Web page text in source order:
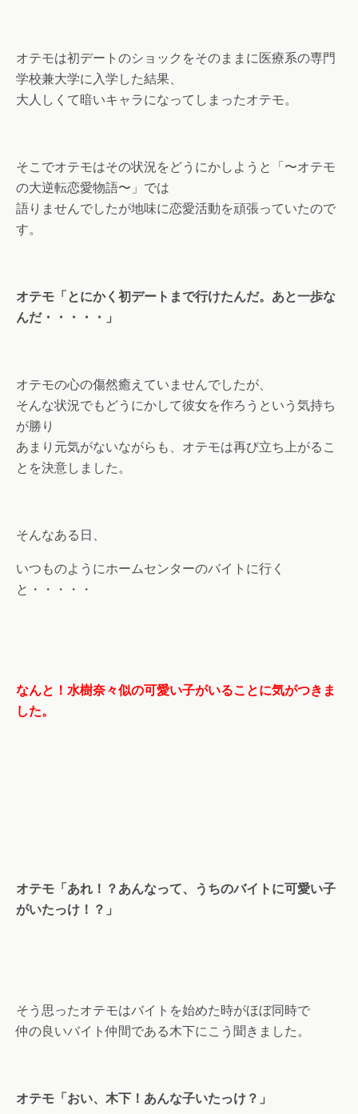
オテモは初デートのショックをそのままに医療系の専門
学校兼大学に入学した結果、
大人しくて暗いキャラになってしまったオテモ。
そこでオテモはその状況をどうにかしようと「〜オテモ
の大逆転恋愛物語〜」では
語りませんでしたが地味に恋愛活動を頑張っていたので
す。
オテモ「とにかく初デートまで行けたんだ。あと一歩な
んだ・・・・・」
オテモの心の傷然癒えていませんでしたが、
そんな状況でもどうにかして彼女を作ろうという気持ち
が勝り
あまり元気がないながらも、オテモは再び立ち上がるこ
とを決意しました。
そんなある日、
いつものようにホームセンターのバイトに行く
と・・・・・
なんと！水樹奈々似の可愛い子がいることに気がつきま
した。
オテモ「あれ！？あんなって、うちのバイトに可愛い子
がいたっけ！？」
そう思ったオテモはバイトを始めた時がほぼ同時で
仲の良いバイト仲間である木下にこう聞きました。
オテモ「おい、木下！あんな子いたっけ？」